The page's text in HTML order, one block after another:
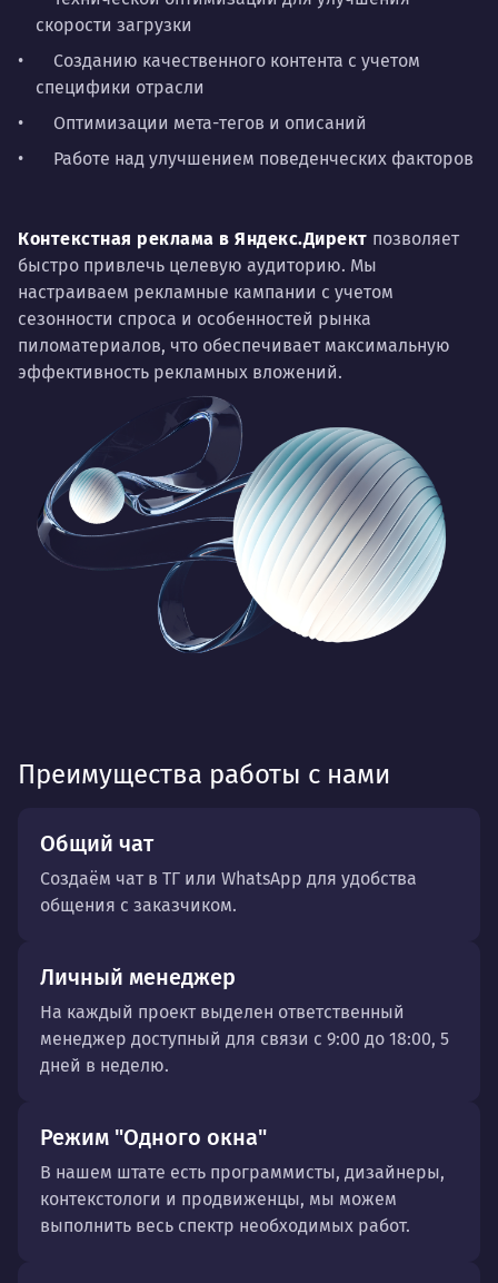
скорости загрузки
Созданию качественного контента с учетом
специфики отрасли
Оптимизации мета-тегов и описаний
Работе над улучшением поведенческих факторов
Контекстная реклама в Яндекс.Директ позволяет
быстро привлечь целевую аудиторию. Мы
настраиваем рекламные кампании с учетом
сезонности спроса и особенностей рынка
пиломатериалов, что обеспечивает максимальную
эффективность рекламных вложений.
Преимущества работы с нами
Общий чат
Создаём чат в ТГ или WhatsApp для удобства
общения с заказчиком.
Личный менеджер
На каждый проект выделен ответственный
менеджер доступный для связи с 9:00 до 18:00, 5
дней в неделю.
Режим "Одного окна"
В нашем штате есть программисты, дизайнеры,
контекстологи и продвиженцы, мы можем
выполнить весь спектр необходимых работ.